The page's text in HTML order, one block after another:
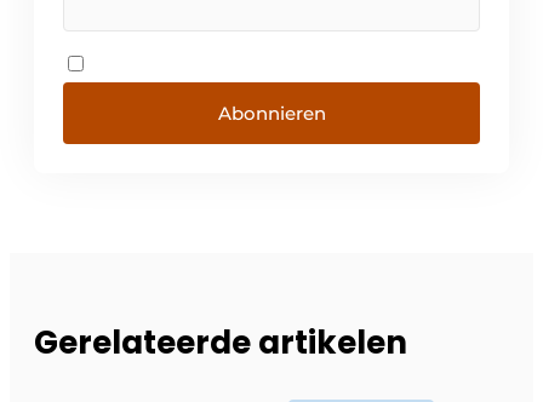
Abonnieren
Gerelateerde artikelen